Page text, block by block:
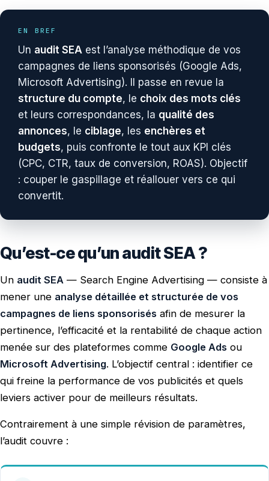
EN BREF
Un audit SEA est l’analyse méthodique de vos
campagnes de liens sponsorisés (Google Ads,
Microsoft Advertising). Il passe en revue la
structure du compte, le choix des mots clés
et leurs correspondances, la qualité des
annonces, le ciblage, les enchères et
budgets, puis confronte le tout aux KPI clés
(CPC, CTR, taux de conversion, ROAS). Objectif
: couper le gaspillage et réallouer vers ce qui
convertit.
Qu’est-ce qu’un audit SEA ?
Un audit SEA — Search Engine Advertising — consiste à
mener une analyse détaillée et structurée de vos
campagnes de liens sponsorisés afin de mesurer la
pertinence, l’efficacité et la rentabilité de chaque action
menée sur des plateformes comme Google Ads ou
Microsoft Advertising. L’objectif central : identifier ce
qui freine la performance de vos publicités et quels
leviers activer pour de meilleurs résultats.
Contrairement à une simple révision de paramètres,
l’audit couvre :